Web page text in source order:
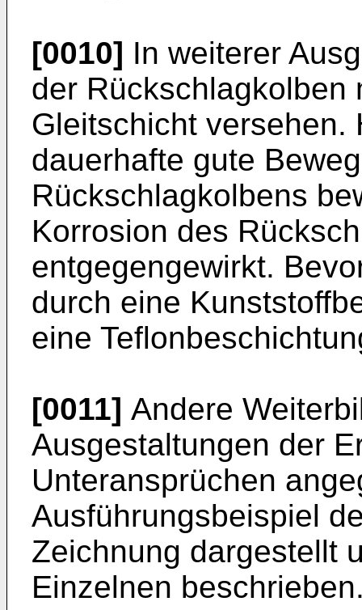
[0010] In weiterer
der Rückschlagkolben
Gleitschicht versehen.
dauerhafte gute
Rückschlagkolbens
Korrosion des
entgegengewirkt.
durch eine
eine
[0011] Andere
Ausgestaltungen der
Unteransprüchen
Ausführungsbeispiel
Zeichnung dargestellt
Einzelnen